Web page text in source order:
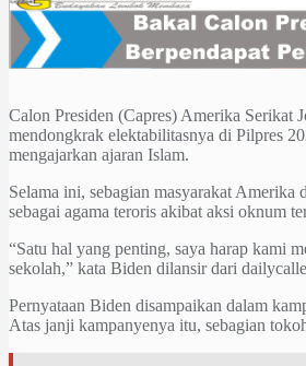
Calon Presiden (Capres) Amerika Serikat
mendongkrak elektabilitasnya di Pilpres
mengajarkan ajaran Islam.
Selama ini, sebagian masyarakat
sebagai agama teroris akibat aksi oknum
“Satu hal yang penting, saya harap kami
sekolah,” kata Biden dilansir dari
Pernyataan Biden disampaikan dalam
Atas janji kampanyenya itu, sebagian